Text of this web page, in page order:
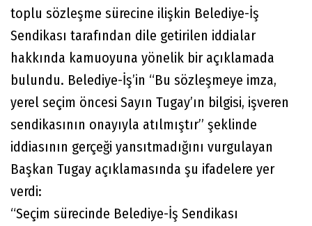
toplu sözleşme sürecine ilişkin Belediye-İş
Sendikası tarafından dile getirilen iddialar
hakkında kamuoyuna yönelik bir açıklamada
bulundu. Belediye-İş’in “Bu sözleşmeye imza,
yerel seçim öncesi Sayın Tugay’ın bilgisi, işveren
sendikasının onayıyla atılmıştır” şeklinde
iddiasının gerçeği yansıtmadığını vurgulayan
Başkan Tugay açıklamasında şu ifadelere yer
verdi:
“Seçim sürecinde Belediye-İş Sendikası